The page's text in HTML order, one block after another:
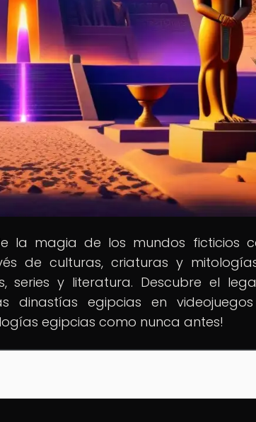
la magia de los mundos ficticios
de culturas, criaturas y
series y literatura. Descubre el
egipcias en videojuegos
egipcias como nunca antes!